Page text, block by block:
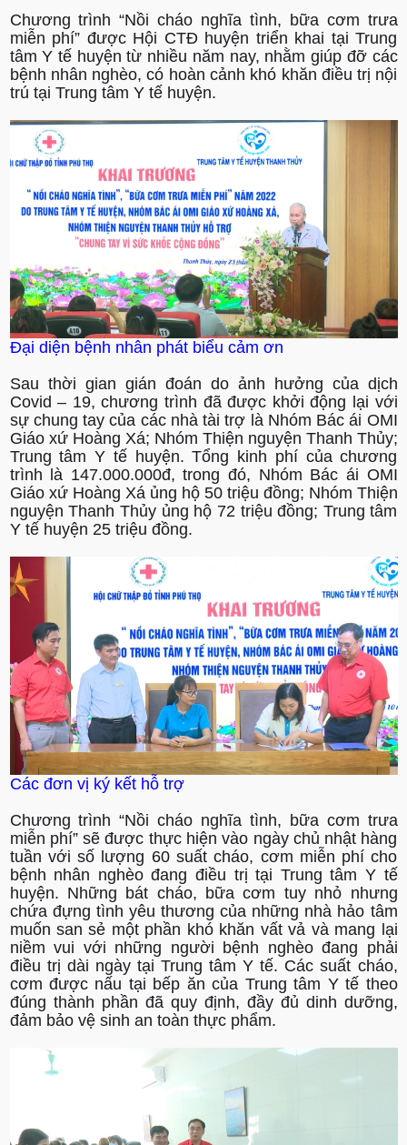
Chương trình “Nồi cháo nghĩa tình, bữa cơm trưa
miễn phí” được Hội CTĐ huyện triển khai tại Trung
tâm Y tế huyện từ nhiều năm nay, nhằm giúp đỡ các
bệnh nhân nghèo, có hoàn cảnh khó khăn điều trị nội
trú tại Trung tâm Y tế huyện.
Đại diện bệnh nhân phát biểu cảm ơn
Sau thời gian gián đoán do ảnh hưởng của dịch
Covid – 19, chương trình đã được khởi động lại với
sự chung tay của các nhà tài trợ là Nhóm Bác ái OMI
Giáo xứ Hoàng Xá; Nhóm Thiện nguyện Thanh Thủy;
Trung tâm Y tế huyện. Tổng kinh phí của chương
trình là 147.000.000đ, trong đó, Nhóm Bác ái OMI
Giáo xứ Hoàng Xá ủng hộ 50 triệu đồng; Nhóm Thiện
nguyện Thanh Thủy ủng hộ 72 triệu đồng; Trung tâm
Y tế huyện 25 triệu đồng.
Các đơn vị ký kết hỗ trợ
Chương trình “Nồi cháo nghĩa tình, bữa cơm trưa
miễn phí” sẽ được thực hiện vào ngày chủ nhật hàng
tuần với số lượng 60 suất cháo, cơm miễn phí cho
bệnh nhân nghèo đang điều trị tại Trung tâm Y tế
huyện. Những bát cháo, bữa cơm tuy nhỏ nhưng
chứa đựng tình yêu thương của những nhà hảo tâm
muốn san sẻ một phần khó khăn vất vả và mang lại
niềm vui với những người bệnh nghèo đang phải
điều trị dài ngày tại Trung tâm Y tế. Các suất cháo,
cơm được nấu tại bếp ăn của Trung tâm Y tế theo
đúng thành phần đã quy định, đầy đủ dinh dưỡng,
đảm bảo vệ sinh an toàn thực phẩm.